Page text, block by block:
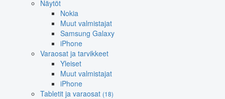
Näytöt
Nokia
Muut valmistajat
Samsung Galaxy
iPhone
Varaosat ja tarvikkeet
Yleiset
Muut valmistajat
iPhone
Tabletit ja varaosat (18)